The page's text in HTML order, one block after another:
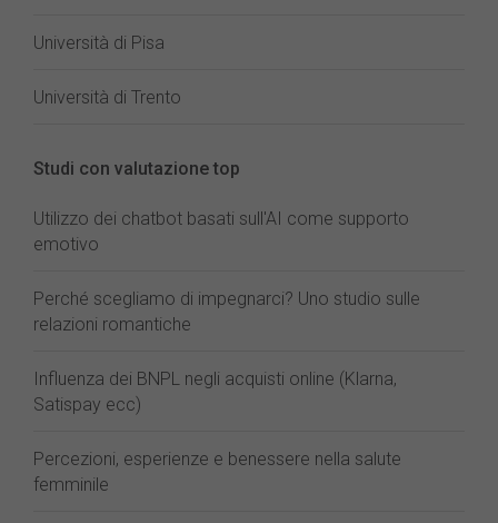
Università di Pisa
Università di Trento
Studi con valutazione top
Utilizzo dei chatbot basati sull'AI come supporto
emotivo
Perché scegliamo di impegnarci? Uno studio sulle
relazioni romantiche
Influenza dei BNPL negli acquisti online (Klarna,
Satispay ecc)
Percezioni, esperienze e benessere nella salute
femminile